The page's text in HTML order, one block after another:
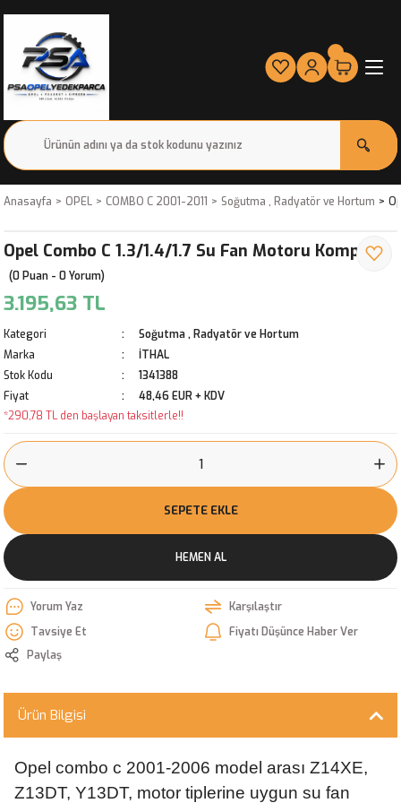
Anasayfa OPEL COMBO C 2001-2011 Soğutma , Radyatör ve Hortum
Opel Combo C 1.3/1.4/1.7 Su Fan Motoru Komple
(0 Puan - 0 Yorum)
3.195,63 TL
Kategori
Soğutma , Radyatör ve Hortum
Marka
İTHAL
Stok Kodu
1341388
Fiyat
48,46 EUR + KDV
*290,78 TL den başlayan taksitlerle!!
SEPETE EKLE
HEMEN AL
Yorum Yaz
Karşılaştır
Tavsiye Et
Fiyatı Düşünce Haber Ver
Paylaş
Ürün Bilgisi
Opel combo c 2001-2006 model arası Z14XE,
Z13DT, Y13DT, motor tiplerine uygun su fan